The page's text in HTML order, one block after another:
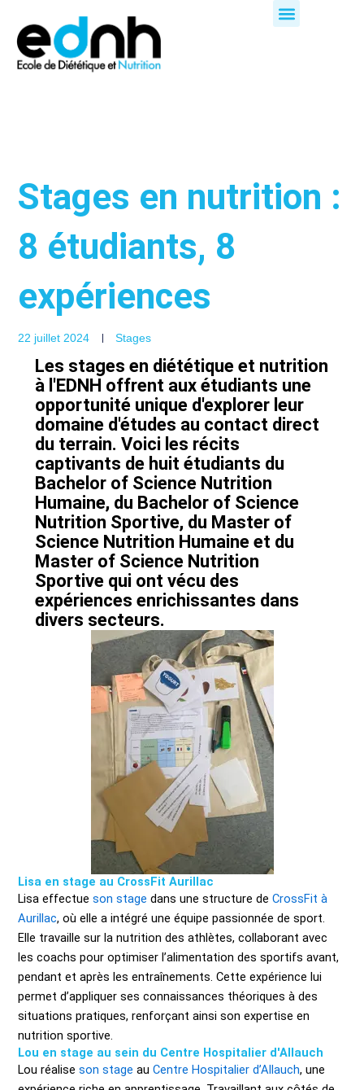
contenu
Stages en nutrition :
8 étudiants, 8
expériences
22 juillet 2024 Stages
Les stages en diététique et nutrition
à l'EDNH offrent aux étudiants une
opportunité unique d'explorer leur
domaine d'études au contact direct
du terrain. Voici les récits
captivants de huit étudiants du
Bachelor of Science Nutrition
Humaine, du Bachelor of Science
Nutrition Sportive, du Master of
Science Nutrition Humaine et du
Master of Science Nutrition
Sportive qui ont vécu des
expériences enrichissantes dans
divers secteurs.
Lisa en stage au CrossFit Aurillac
Lisa effectueson stage dans une structure deCrossFit à
Aurillac, où elle a intégré une équipe passionnée de sport.
Elle travaille sur la nutrition des athlètes, collaborant avec
les coachs pour optimiser l’alimentation des sportifs avant,
pendant et après les entraînements. Cette expérience lui
permet d’appliquer ses connaissances théoriques à des
situations pratiques, renforçant ainsi son expertise en
nutrition sportive.
Lou en stage au sein du Centre Hospitalier d'Allauch
Lou réaliseson stage auCentre Hospitalier d’Allauch, une